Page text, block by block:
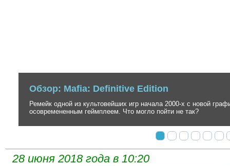
Обзор: Ghost of Tsushima
Невероятно стильный, но до безобразия вторичный экшен в
создателей серии inFamous.
28 июня 2018 года в 10:20